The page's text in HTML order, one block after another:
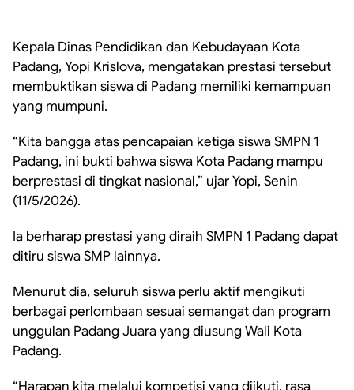
Kepala Dinas Pendidikan dan Kebudayaan Kota
Padang, Yopi Krislova, mengatakan prestasi tersebut
membuktikan siswa di Padang memiliki kemampuan
yang mumpuni.
“Kita bangga atas pencapaian ketiga siswa SMPN 1
Padang, ini bukti bahwa siswa Kota Padang mampu
berprestasi di tingkat nasional,” ujar Yopi, Senin
(11/5/2026).
Ia berharap prestasi yang diraih SMPN 1 Padang dapat
ditiru siswa SMP lainnya.
Menurut dia, seluruh siswa perlu aktif mengikuti
berbagai perlombaan sesuai semangat dan program
unggulan Padang Juara yang diusung Wali Kota
Padang.
“Harapan kita melalui kompetisi yang diikuti, rasa